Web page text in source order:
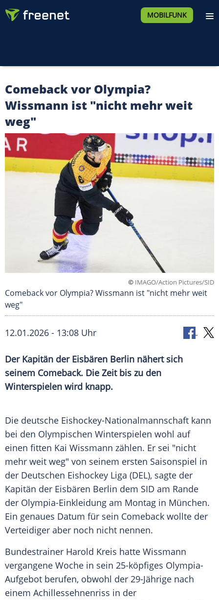
MOBILFUNK
Comeback vor Olympia?
Wissmann ist "nicht mehr weit
weg"
© IMAGO/Action Pictures/SID
Comeback vor Olympia? Wissmann ist "nicht mehr weit
weg"
12.01.2026 - 13:08 Uhr
Der Kapitän der Eisbären Berlin nähert sich
seinem Comeback. Die Zeit bis zu den
Winterspielen wird knapp.
Die deutsche Eishockey-Nationalmannschaft kann
bei den Olympischen Winterspielen wohl auf
einen fitten Kai Wissmann zählen. Er sei "nicht
mehr weit weg" von seinem ersten Saisonspiel in
der Deutschen Eishockey Liga (DEL), sagte der
Kapitän der Eisbären Berlin dem SID am Rande
der Olympia-Einkleidung am Montag in München.
Ein genaues Datum für sein Comeback wollte der
Verteidiger aber noch nicht nennen.
Bundestrainer Harold Kreis hatte Wissmann
vergangene Woche in sein 25-köpfiges Olympia-
Aufgebot berufen, obwohl der 29-Jährige nach
einem Achillessehnenriss in der